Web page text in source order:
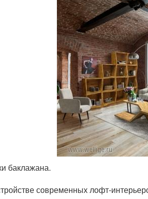
баклажана.
современных лофт-